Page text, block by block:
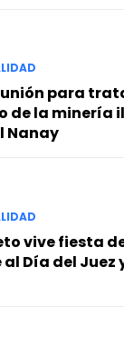
para
de la minería
Nanay
vive fiesta
Día del Juez